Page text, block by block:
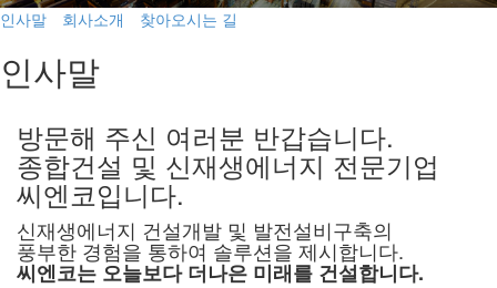
인사말 회사소개 찾아오시는 길
인사말
방문해 주신 여러분 반갑습니다.
종합건설 및 신재생에너지 전문기업
씨엔코입니다.
신재생에너지 건설개발 및 발전설비구축의
풍부한 경험을 통하여 솔루션을 제시합니다.
씨엔코는 오늘보다 더나은 미래를 건설합니다.